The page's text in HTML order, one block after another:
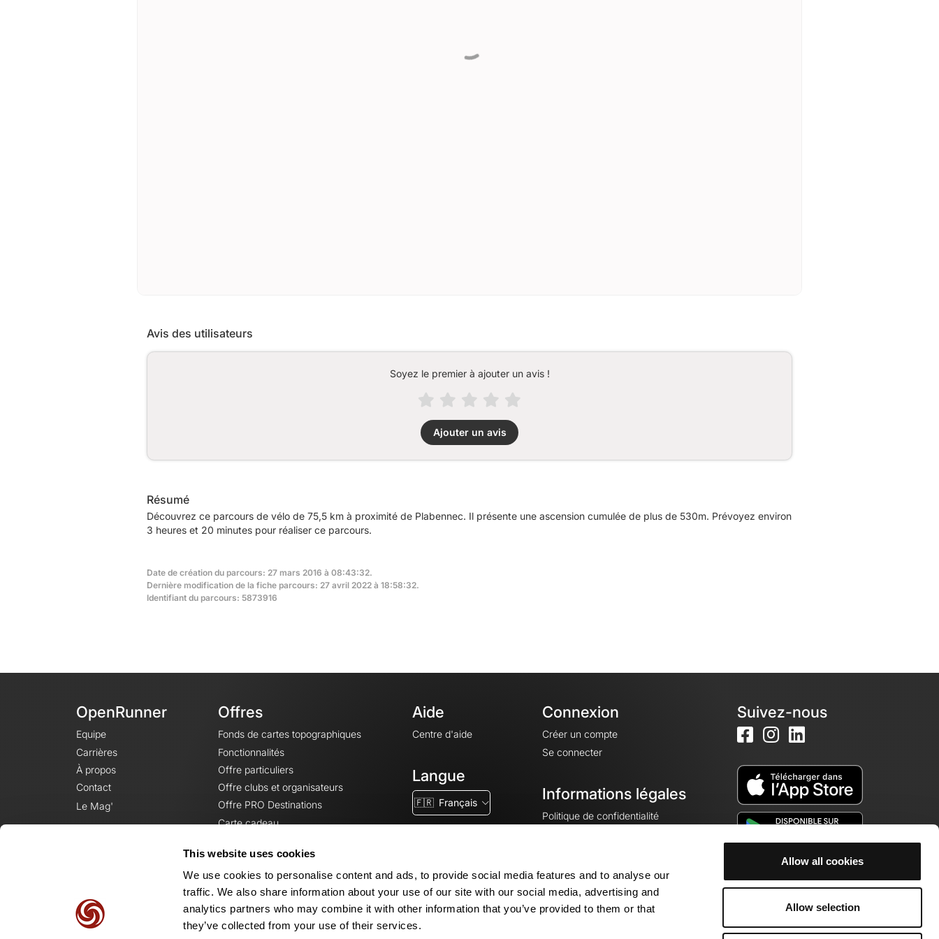
This website uses cookies
We use cookies to personalise content and ads, to provide social media features and to analyse our
traffic. We also share information about your use of our site with our social media, advertising and
analytics partners who may combine it with other information that you’ve provided to them or that
they’ve collected from your use of their services.
Allow all cookies
Allow selection
Avis des utilisateurs
Soyez le premier à ajouter un avis !
Ajouter un avis
Résumé
Découvrez ce parcours de vélo de 75,5 km à proximité de Plabennec. Il présente une ascension cumulée de plus de 530m. Prévoyez environ
3 heures et 20 minutes pour réaliser ce parcours.
Date de création du parcours: 27 mars 2016 à 08:43:32.
Dernière modification de la fiche parcours: 27 avril 2022 à 18:58:32.
Identifiant du parcours: 5873916
OpenRunner
Equipe
Carrières
À propos
Contact
Le Mag'
Offres
Fonds de cartes topographiques
Fonctionnalités
Offre particuliers
Offre clubs et organisateurs
Offre PRO Destinations
Carte cadeau
Aide
Centre d'aide
Langue
🇫🇷 Français
Connexion
Créer un compte
Se connecter
Informations légales
Politique de confidentialité
Mentions légales
Paramètres des cookies
Suivez-nous